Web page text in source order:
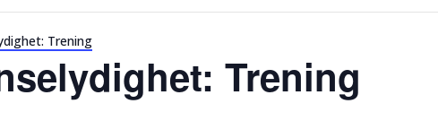
Trening
Trening